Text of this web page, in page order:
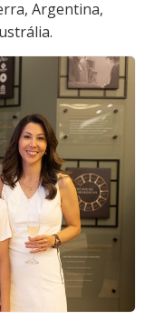
Argentina,